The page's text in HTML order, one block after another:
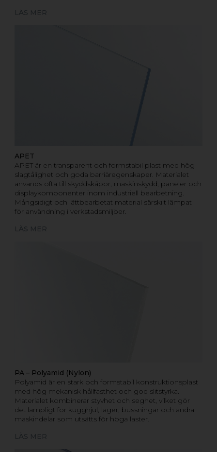
LÄS MER
APET
APET är en transparent och formstabil plast med hög
slagtålighet och goda barriäregenskaper. Materialet
används ofta till skyddskåpor, maskinskydd, paneler och
displaykomponenter inom industriell bearbetning.
Mångsidigt och lättbearbetat material särskilt lämpat
för användning i verkstadsmiljöer.
LÄS MER
PA – Polyamid (Nylon)
Polyamid är en stark och formstabil konstruktionsplast
med hög mekanisk hållfasthet och god slitstyrka.
Materialet kombinerar styvhet och seghet, vilket gör
det lämpligt för kugghjul, lager, bussningar och andra
maskindelar som utsätts för höga laster.
LÄS MER